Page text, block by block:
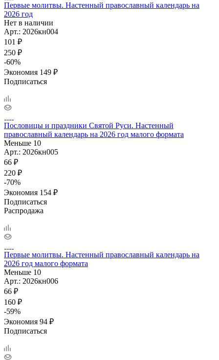
Первые молитвы. Настенный православный календарь на
2026 год
Нет в наличии
Арт.: 2026кн004
101 ₽
250 ₽
-60%
Экономия 149 ₽
Подписаться
Пословицы и праздники Святой Руси. Настенный
православный календарь на 2026 год малого формата
Меньше 10
Арт.: 2026кн005
66 ₽
220 ₽
-70%
Экономия 154 ₽
Подписаться
Распродажа
Первые молитвы. Настенный православный календарь на
2026 год малого формата
Меньше 10
Арт.: 2026кн006
66 ₽
160 ₽
-59%
Экономия 94 ₽
Подписаться